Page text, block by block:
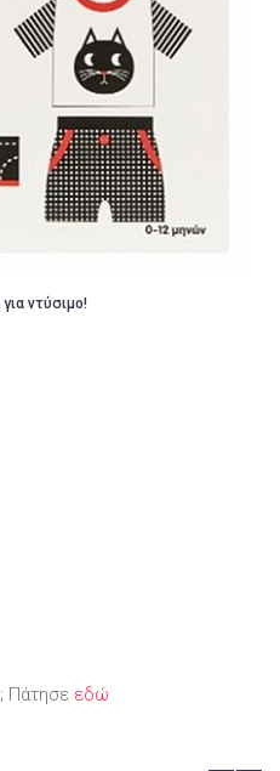
ντύσιμο!
Πάτησε εδώ